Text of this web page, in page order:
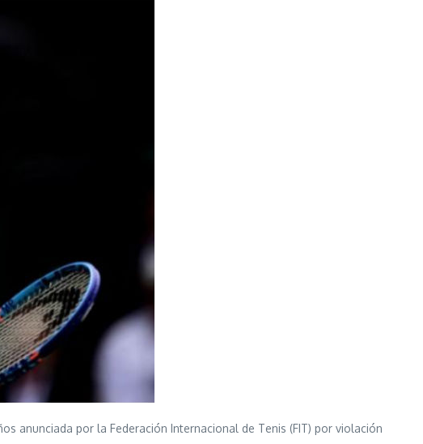
anunciada por la Federación Internacional de Tenis (FIT) por violación